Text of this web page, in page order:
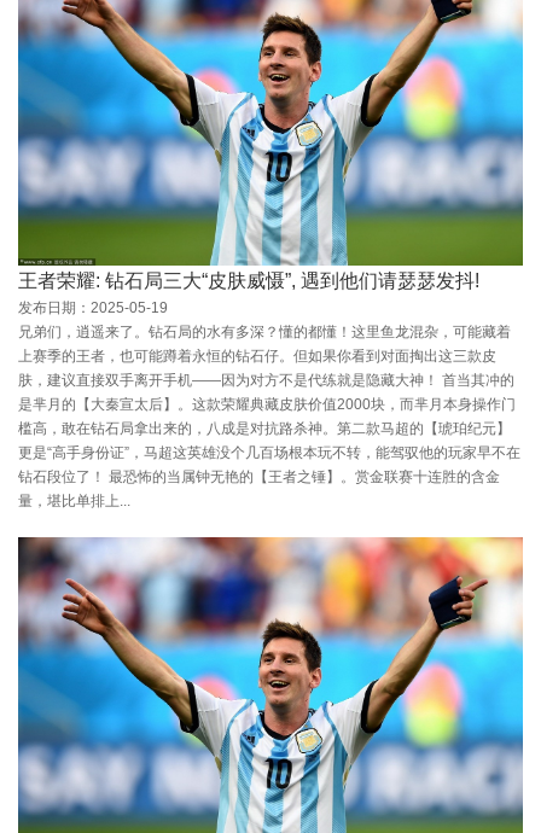
王者荣耀: 钻石局三大“皮肤威慑”, 遇到他们请瑟瑟发抖!
发布日期：2025-05-19
兄弟们，逍遥来了。钻石局的水有多深？懂的都懂！这里鱼龙混杂，可能藏着
上赛季的王者，也可能蹲着永恒的钻石仔。但如果你看到对面掏出这三款皮
肤，建议直接双手离开手机——因为对方不是代练就是隐藏大神！ 首当其冲的
是芈月的【大秦宣太后】。这款荣耀典藏皮肤价值2000块，而芈月本身操作门
槛高，敢在钻石局拿出来的，八成是对抗路杀神。第二款马超的【琥珀纪元】
更是“高手身份证”，马超这英雄没个几百场根本玩不转，能驾驭他的玩家早不在
钻石段位了！ 最恐怖的当属钟无艳的【王者之锤】。赏金联赛十连胜的含金
量，堪比单排上...